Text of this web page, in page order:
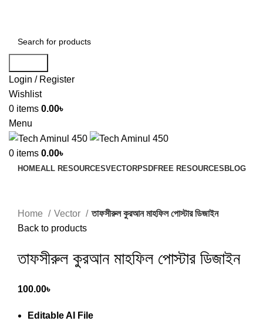
Login / Register
Wishlist
0 items 0.00৳
Menu
0 items 0.00৳
HOMEALL RESOURCESVECTORPSDFREE RESOURCES BLOG
Home
Vector
তাফসীরুল কুরআন মাহফিল পোস্টার ডিজাইন
Back to products
তাফসীরুল কুরআন মাহফিল পোস্টার ডিজাইন
100.00৳
Editable AI File